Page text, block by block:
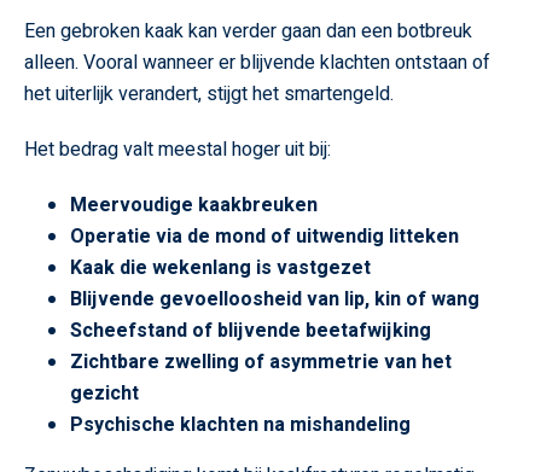
Een gebroken kaak kan verder gaan dan een botbreuk
alleen. Vooral wanneer er blijvende klachten ontstaan of
het uiterlijk verandert, stijgt het smartengeld.
Het bedrag valt meestal hoger uit bij:
Meervoudige kaakbreuken
Operatie via de mond of uitwendig litteken
Kaak die wekenlang is vastgezet
Blijvende gevoelloosheid van lip, kin of wang
Scheefstand of blijvende beetafwijking
Zichtbare zwelling of asymmetrie van het
gezicht
Psychische klachten na mishandeling